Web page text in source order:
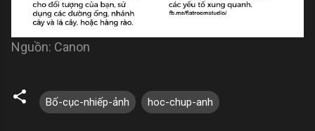
Nguồn: Canon
Bố-cục-nhiếp-ảnh hoc-chup-anh